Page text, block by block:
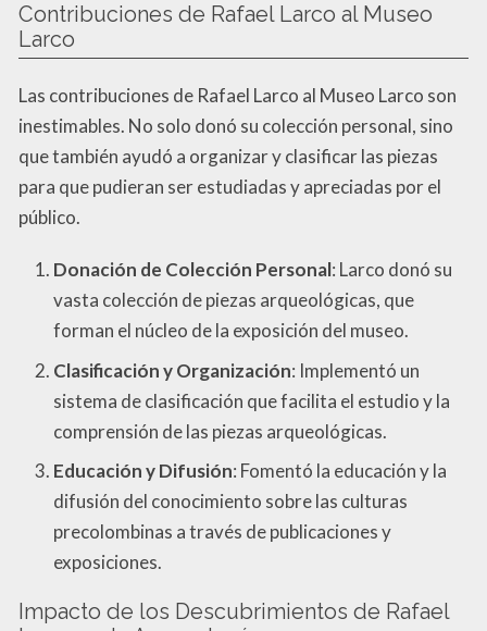
Contribuciones de Rafael Larco al Museo
Larco
Las contribuciones de Rafael Larco al Museo Larco son
inestimables. No solo donó su colección personal, sino
que también ayudó a organizar y clasificar las piezas
para que pudieran ser estudiadas y apreciadas por el
público.
Donación de Colección Personal: Larco donó su
vasta colección de piezas arqueológicas, que
forman el núcleo de la exposición del museo.
Clasificación y Organización: Implementó un
sistema de clasificación que facilita el estudio y la
comprensión de las piezas arqueológicas.
Educación y Difusión: Fomentó la educación y la
difusión del conocimiento sobre las culturas
precolombinas a través de publicaciones y
exposiciones.
Impacto de los Descubrimientos de Rafael